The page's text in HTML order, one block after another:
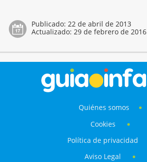
Publicado: 22 de abril de 2013
Actualizado: 29 de febrero de 2016
Quiénes somos
Cookies
Política de privacidad
Aviso Legal